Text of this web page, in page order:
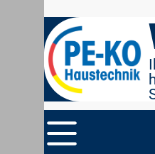
Suche springen